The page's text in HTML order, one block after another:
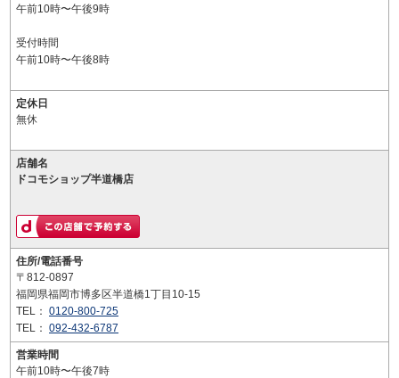
午前10時〜午後9時
受付時間
午前10時〜午後8時
定休日
無休
店舗名
ドコモショップ半道橋店
住所/電話番号
〒812-0897
福岡県福岡市博多区半道橋1丁目10-15
TEL： 0120-800-725
TEL： 092-432-6787
営業時間
午前10時〜午後7時